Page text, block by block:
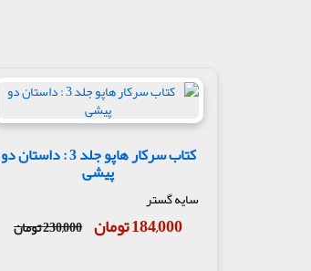
کتاب سرکار هاپو جلد 3 : داستان دو
پیشی
سایه گستر
184,000 تومان 230,000 تومان